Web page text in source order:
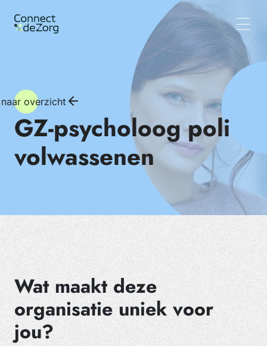
Vacatures
Wat wij doen
Inzichten
overzicht
GZ-psycholoog poli
volwassenen
Wat maakt deze
organisatie uniek voor
jou?